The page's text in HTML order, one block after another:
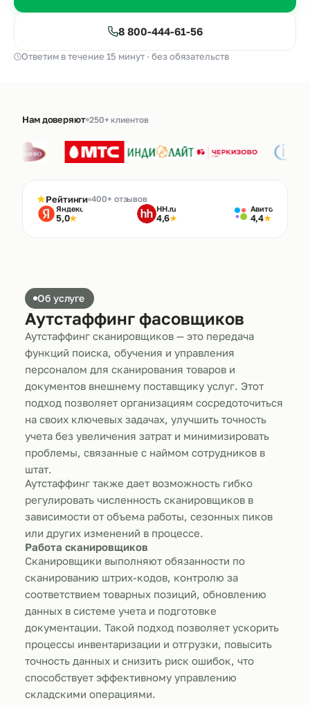
8 800-444-61-56
Ответим в течение 15 минут · без обязательств
Нам доверяют 250+ клиентов
★Рейтинги 400+ отзывов
Яндекс
5,0★
HH.ru
4,6★
Авито
4,4★
Об услуге
Аутстаффинг фасовщиков
Аутстаффинг сканировщиков — это передача
функций поиска, обучения и управления
персоналом для сканирования товаров и
документов внешнему поставщику услуг. Этот
подход позволяет организациям сосредоточиться
на своих ключевых задачах, улучшить точность
учета без увеличения затрат и минимизировать
проблемы, связанные с наймом сотрудников в
штат.
Аутстаффинг также дает возможность гибко
регулировать численность сканировщиков в
зависимости от объема работы, сезонных пиков
или других изменений в процессе.
Работа сканировщиков
Сканировщики выполняют обязанности по
сканированию штрих-кодов, контролю за
соответствием товарных позиций, обновлению
данных в системе учета и подготовке
документации. Такой подход позволяет ускорить
процессы инвентаризации и отгрузки, повысить
точность данных и снизить риск ошибок, что
способствует эффективному управлению
складскими операциями.